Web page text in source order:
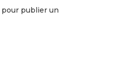
pour publier un